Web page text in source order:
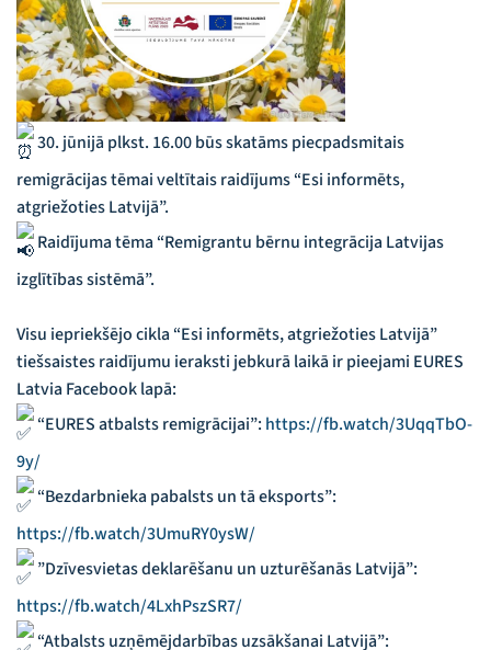
30. jūnijā plkst. 16.00 būs skatāms piecpadsmitais
remigrācijas tēmai veltītais raidījums “Esi informēts,
atgriežoties Latvijā”.
Raidījuma tēma “Remigrantu bērnu integrācija Latvijas
izglītības sistēmā”.
Visu iepriekšējo cikla “Esi informēts, atgriežoties Latvijā”
tiešsaistes raidījumu ieraksti jebkurā laikā ir pieejami EURES
Latvia Facebook lapā:
“EURES atbalsts remigrācijai”: https://fb.watch/3UqqTbO-
9y/
“Bezdarbnieka pabalsts un tā eksports”:
https://fb.watch/3UmuRY0ysW/
”Dzīvesvietas deklarēšanu un uzturēšanās Latvijā”:
https://fb.watch/4LxhPszSR7/
“Atbalsts uzņēmējdarbības uzsākšanai Latvijā”: